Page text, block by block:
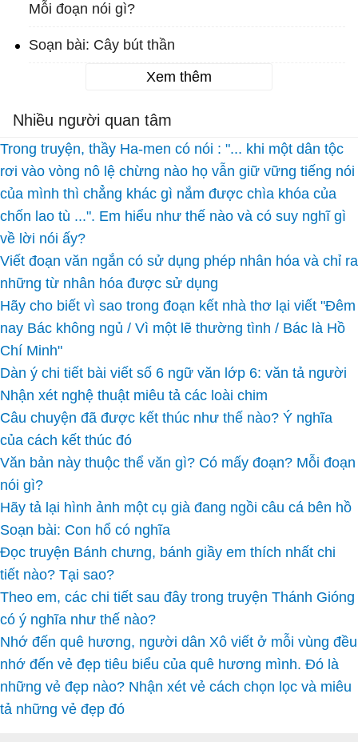
Mỗi đoạn nói gì?
Soạn bài: Cây bút thần
Xem thêm
Nhiều người quan tâm
Trong truyện, thầy Ha-men có nói : "... khi một dân tộc
rơi vào vòng nô lệ chừng nào họ vẫn giữ vững tiếng nói
của mình thì chẳng khác gì nắm được chìa khóa của
chốn lao tù ...". Em hiểu như thế nào và có suy nghĩ gì
về lời nói ấy?
Viết đoạn văn ngắn có sử dụng phép nhân hóa và chỉ ra
những từ nhân hóa được sử dụng
Hãy cho biết vì sao trong đoạn kết nhà thơ lại viết "Đêm
nay Bác không ngủ / Vì một lẽ thường tình / Bác là Hồ
Chí Minh"
Dàn ý chi tiết bài viết số 6 ngữ văn lớp 6: văn tả người
Nhận xét nghệ thuật miêu tả các loài chim
Câu chuyện đã được kết thúc như thế nào? Ý nghĩa
của cách kết thúc đó
Văn bản này thuộc thể văn gì? Có mấy đoạn? Mỗi đoạn
nói gì?
Hãy tả lại hình ảnh một cụ già đang ngồi câu cá bên hồ
Soạn bài: Con hổ có nghĩa
Đọc truyện Bánh chưng, bánh giầy em thích nhất chi
tiết nào? Tại sao?
Theo em, các chi tiết sau đây trong truyện Thánh Gióng
có ý nghĩa như thế nào?
Nhớ đến quê hương, người dân Xô viết ở mỗi vùng đều
nhớ đến vẻ đẹp tiêu biểu của quê hương mình. Đó là
những vẻ đẹp nào? Nhận xét vẻ cách chọn lọc và miêu
tả những vẻ đẹp đó